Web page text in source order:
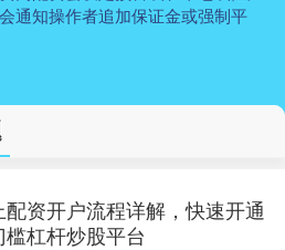
通知操作者追加保证金或强制平
配资开户流程详解，快速开通
槛杠杆炒股平台